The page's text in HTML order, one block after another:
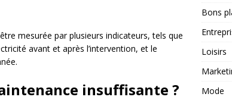
mesurée par plusieurs indicateurs, tels que
avant et après l’intervention, et le
insuffisante ?
Bons
Loisirs
Mode